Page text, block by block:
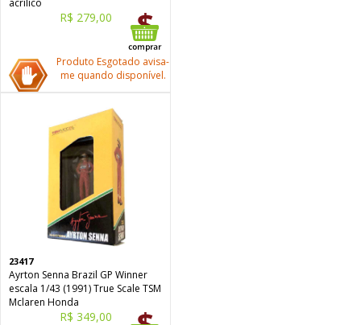
acrílico
R$ 279,00
Produto Esgotado avisa-
me quando disponível.
23417
Ayrton Senna Brazil GP Winner
escala 1/43 (1991) True Scale TSM
Mclaren Honda
R$ 349,00